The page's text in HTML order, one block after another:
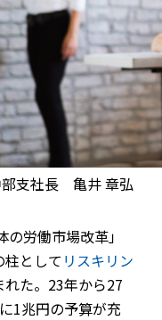
支社長 亀井 章弘
労働市場改革」
として リスキリン
た。23年から27
1兆円の予算が充